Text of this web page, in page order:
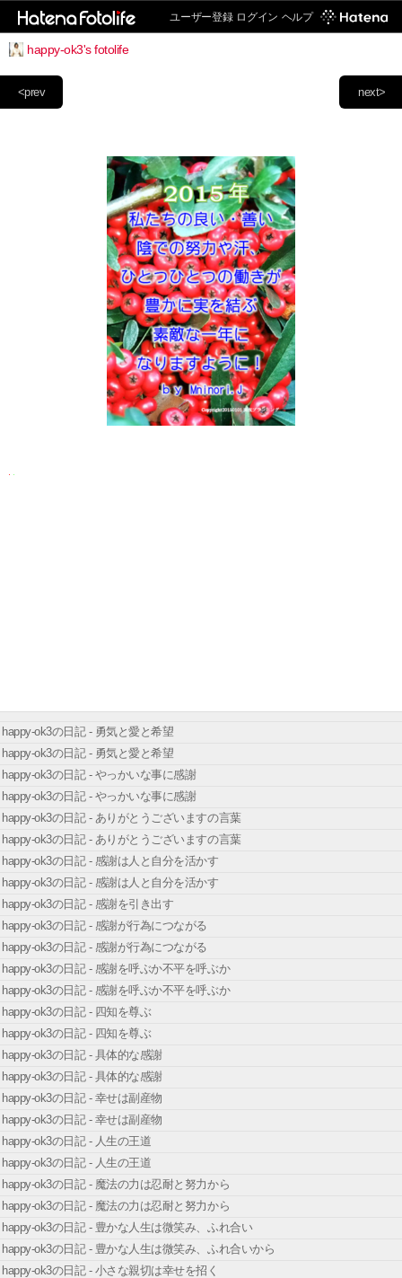
ユーザー登録 ログイン ヘルプ
happy-ok3's fotolife
next>
<prev
happy-ok3の日記 - 勇気と愛と希望
happy-ok3の日記 - 勇気と愛と希望
happy-ok3の日記 - やっかいな事に感謝
happy-ok3の日記 - やっかいな事に感謝
happy-ok3の日記 - ありがとうございますの言葉
happy-ok3の日記 - ありがとうございますの言葉
happy-ok3の日記 - 感謝は人と自分を活かす
happy-ok3の日記 - 感謝は人と自分を活かす
happy-ok3の日記 - 感謝を引き出す
happy-ok3の日記 - 感謝が行為につながる
happy-ok3の日記 - 感謝が行為につながる
happy-ok3の日記 - 感謝を呼ぶか不平を呼ぶか
happy-ok3の日記 - 感謝を呼ぶか不平を呼ぶか
happy-ok3の日記 - 四知を尊ぶ
happy-ok3の日記 - 四知を尊ぶ
happy-ok3の日記 - 具体的な感謝
happy-ok3の日記 - 具体的な感謝
happy-ok3の日記 - 幸せは副産物
happy-ok3の日記 - 幸せは副産物
happy-ok3の日記 - 人生の王道
happy-ok3の日記 - 人生の王道
happy-ok3の日記 - 魔法の力は忍耐と努力から
happy-ok3の日記 - 魔法の力は忍耐と努力から
happy-ok3の日記 - 豊かな人生は微笑み、ふれ合い
happy-ok3の日記 - 豊かな人生は微笑み、ふれ合いから
happy-ok3の日記 - 小さな親切は幸せを招く